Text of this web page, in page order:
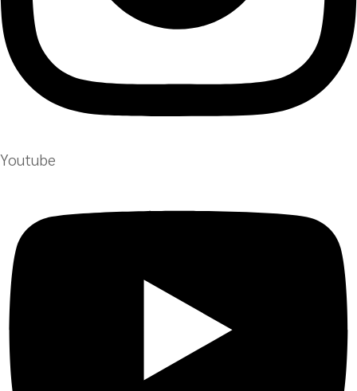
Youtube